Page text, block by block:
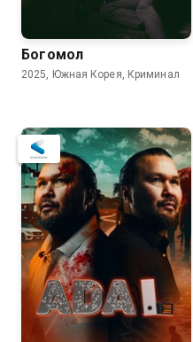
Богомол
2025, Южная Корея, Криминал